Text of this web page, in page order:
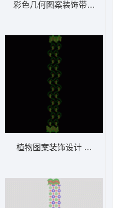
彩色几何图案装饰带 窗帘
植物图案装饰设计 窗帘